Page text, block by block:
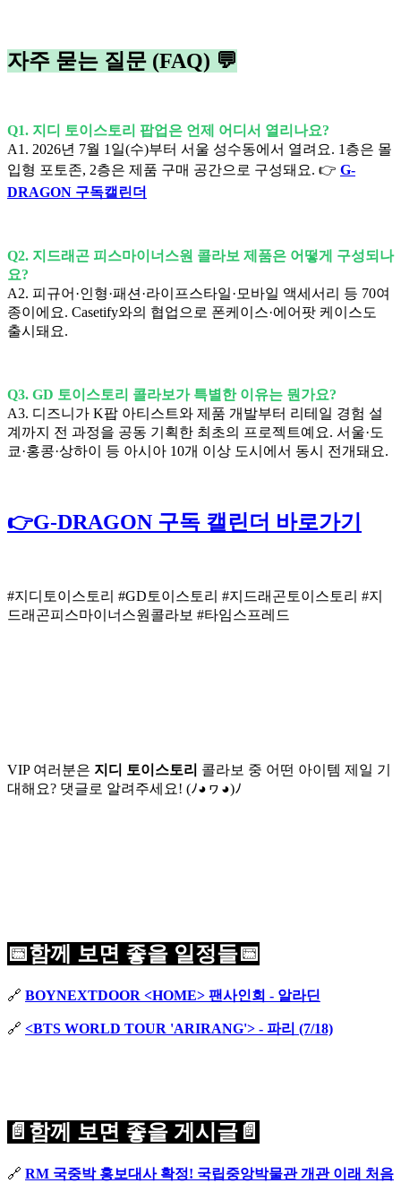
자주 묻는 질문 (FAQ) 💬
Q1. 지디 토이스토리 팝업은 언제 어디서 열리나요?
A1. 2026년 7월 1일(수)부터 서울 성수동에서 열려요. 1층은 몰
입형 포토존, 2층은 제품 구매 공간으로 구성돼요. 👉 G-
DRAGON 구독캘린더
Q2. 지드래곤 피스마이너스원 콜라보 제품은 어떻게 구성되나
요?
A2. 피규어·인형·패션·라이프스타일·모바일 액세서리 등 70여
종이에요. Casetify와의 협업으로 폰케이스·에어팟 케이스도
출시돼요.
Q3. GD 토이스토리 콜라보가 특별한 이유는 뭔가요?
A3. 디즈니가 K팝 아티스트와 제품 개발부터 리테일 경험 설
계까지 전 과정을 공동 기획한 최초의 프로젝트예요. 서울·도
쿄·홍콩·상하이 등 아시아 10개 이상 도시에서 동시 전개돼요.
👉G-DRAGON 구독 캘린더 바로가기
#지디토이스토리 #GD토이스토리 #지드래곤토이스토리 #지
드래곤피스마이너스원콜라보 #타임스프레드
VIP 여러분은 지디 토이스토리 콜라보 중 어떤 아이템 제일 기
대해요? 댓글로 알려주세요! (ﾉ◕ヮ◕)ﾉ
📅함께 보면 좋을 일정들📅
🔗 BOYNEXTDOOR <HOME> 팬사인회 - 알라딘
🔗 <BTS WORLD TOUR 'ARIRANG'> - 파리 (7/18)
📄함께 보면 좋을 게시글📄
🔗 RM 국중박 홍보대사 확정! 국립중앙박물관 개관 이래 처음